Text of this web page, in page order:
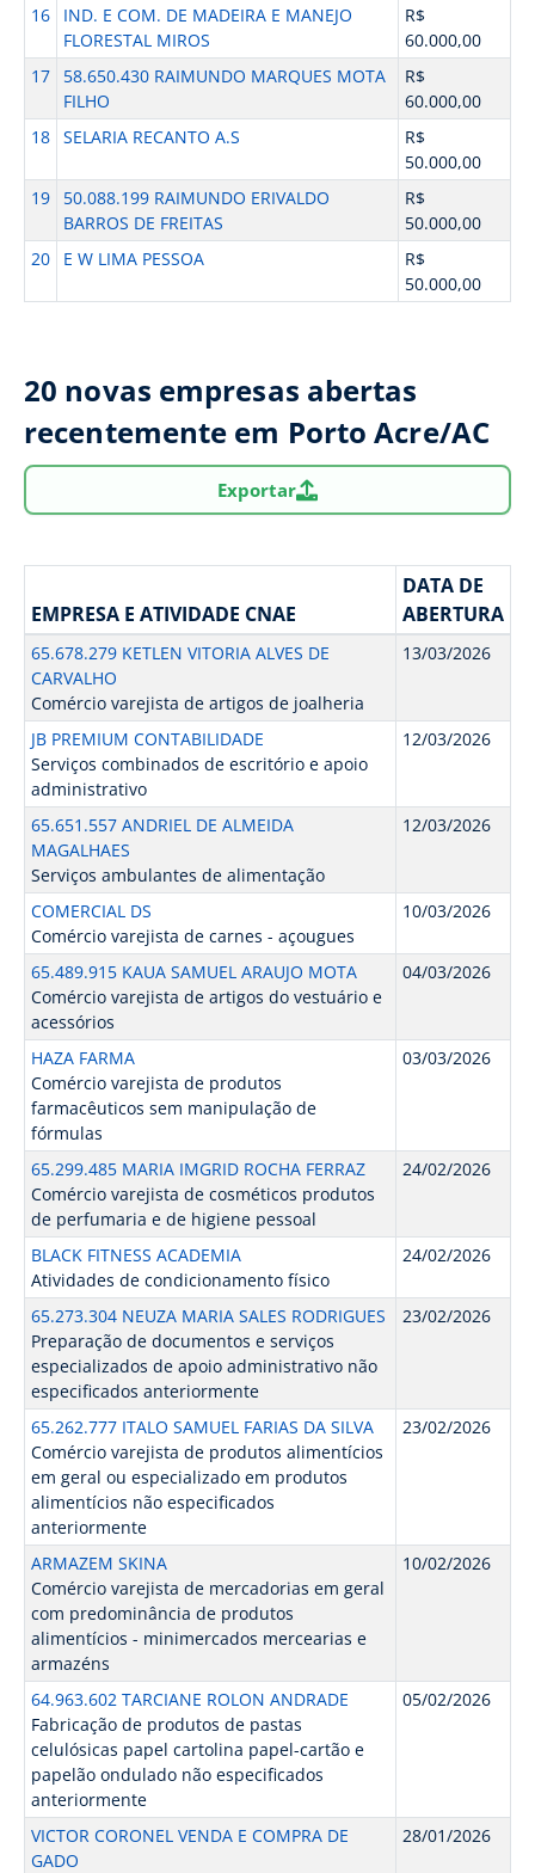
16
IND. E COM. DE MADEIRA E MANEJO
FLORESTAL MIROS
R$
60.000,00
17
58.650.430 RAIMUNDO MARQUES MOTA
FILHO
R$
60.000,00
18 SELARIA RECANTO A.S
R$
50.000,00
19
50.088.199 RAIMUNDO ERIVALDO
BARROS DE FREITAS
R$
50.000,00
20
E W LIMA PESSOA
R$
50.000,00
20 novas empresas abertas
recentemente em Porto Acre/AC
Exportar
EMPRESA E ATIVIDADE CNAE
DATA DE
ABERTURA
65.678.279 KETLEN VITORIA ALVES DE
CARVALHO
Comércio varejista de artigos de joalheria
13/03/2026
JB PREMIUM CONTABILIDADE
Serviços combinados de escritório e apoio
administrativo
12/03/2026
65.651.557 ANDRIEL DE ALMEIDA
MAGALHAES
Serviços ambulantes de alimentação
12/03/2026
COMERCIAL DS
Comércio varejista de carnes - açougues
10/03/2026
65.489.915 KAUA SAMUEL ARAUJO MOTA
Comércio varejista de artigos do vestuário e
acessórios
04/03/2026
HAZA FARMA
Comércio varejista de produtos
farmacêuticos sem manipulação de
fórmulas
03/03/2026
65.299.485 MARIA IMGRID ROCHA FERRAZ
Comércio varejista de cosméticos produtos
de perfumaria e de higiene pessoal
24/02/2026
BLACK FITNESS ACADEMIA
Atividades de condicionamento físico
24/02/2026
65.273.304 NEUZA MARIA SALES RODRIGUES
Preparação de documentos e serviços
especializados de apoio administrativo não
especificados anteriormente
23/02/2026
65.262.777 ITALO SAMUEL FARIAS DA SILVA
Comércio varejista de produtos alimentícios
em geral ou especializado em produtos
alimentícios não especificados
anteriormente
23/02/2026
ARMAZEM SKINA
Comércio varejista de mercadorias em geral
com predominância de produtos
alimentícios - minimercados mercearias e
armazéns
10/02/2026
64.963.602 TARCIANE ROLON ANDRADE
Fabricação de produtos de pastas
celulósicas papel cartolina papel-cartão e
papelão ondulado não especificados
anteriormente
05/02/2026
VICTOR CORONEL VENDA E COMPRA DE
GADO
28/01/2026